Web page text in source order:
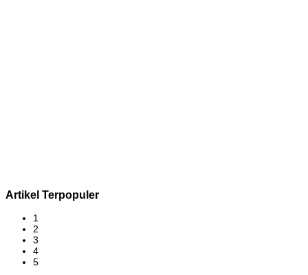
Artikel Terpopuler
1
2
3
4
5